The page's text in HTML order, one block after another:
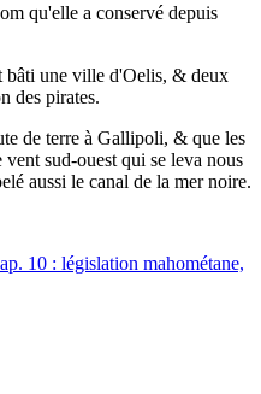
qu'elle a conservé depuis
bâti une ville d'Oelis, & deux
des pirates.
de terre à Gallipoli, & que les
sud-ouest qui se leva nous
aussi le canal de la mer noire.
10 : législation mahométane,